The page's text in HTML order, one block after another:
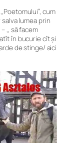
cum
lumea prin
,, să facem
în bucurie cît şi
de stinge/ aici